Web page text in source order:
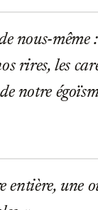
nous-même
rires, les
notre
entière, une